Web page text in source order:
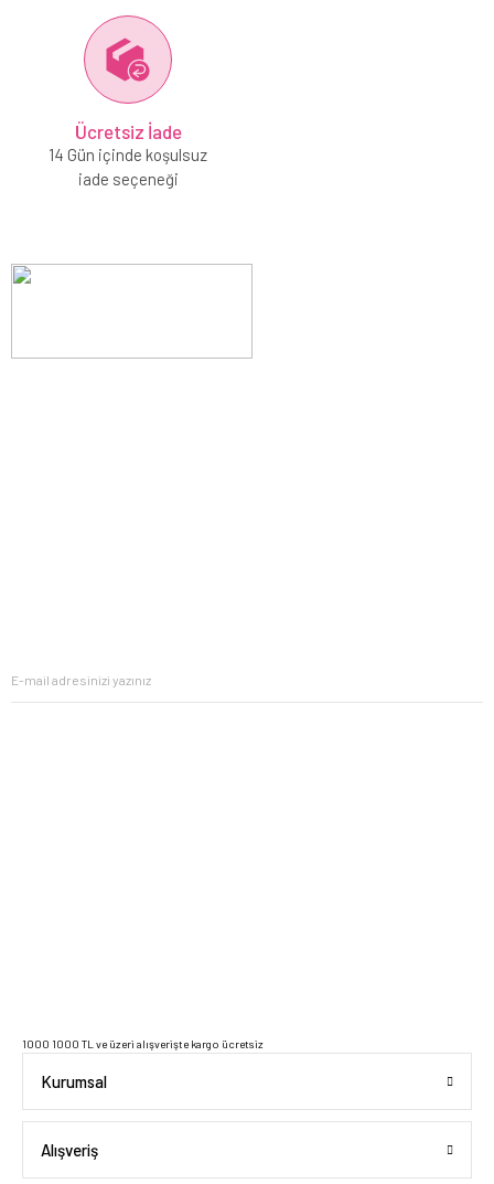
Ücretsiz İade
14 Gün içinde koşulsuz
iade seçeneği
1000 1000 TL ve üzeri alışverişte kargo ücretsiz
Kurumsal
Alışveriş